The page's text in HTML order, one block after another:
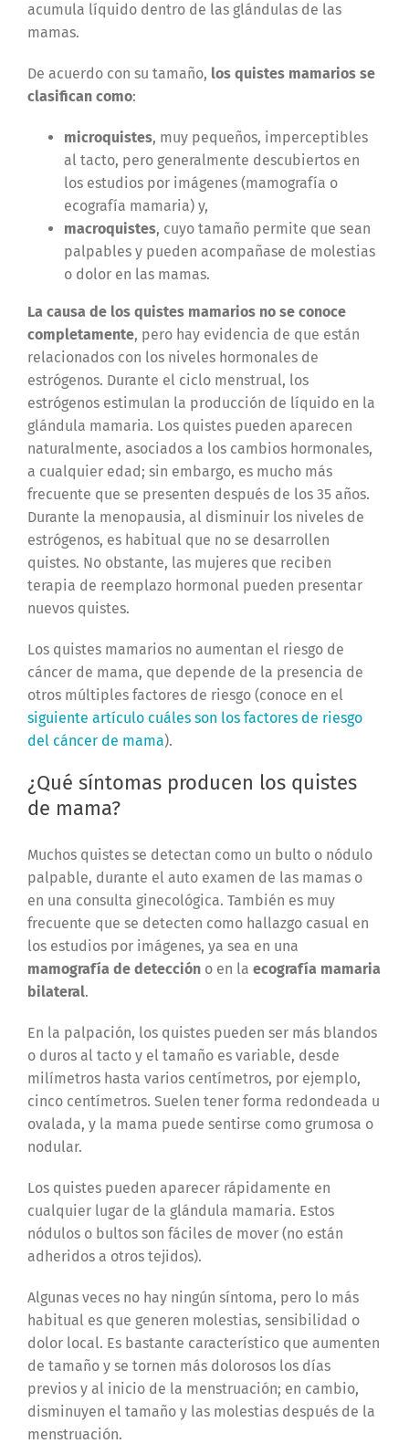
acumula líquido dentro de las glándulas de las
mamas.
De acuerdo con su tamaño, los quistes mamarios se
clasifican como:
microquistes, muy pequeños, imperceptibles
al tacto, pero generalmente descubiertos en
los estudios por imágenes (mamografía o
ecografía mamaria) y,
macroquistes, cuyo tamaño permite que sean
palpables y pueden acompañase de molestias
o dolor en las mamas.
La causa de los quistes mamarios no se conoce
completamente, pero hay evidencia de que están
relacionados con los niveles hormonales de
estrógenos. Durante el ciclo menstrual, los
estrógenos estimulan la producción de líquido en la
glándula mamaria. Los quistes pueden aparecen
naturalmente, asociados a los cambios hormonales,
a cualquier edad; sin embargo, es mucho más
frecuente que se presenten después de los 35 años.
Durante la menopausia, al disminuir los niveles de
estrógenos, es habitual que no se desarrollen
quistes. No obstante, las mujeres que reciben
terapia de reemplazo hormonal pueden presentar
nuevos quistes.
Los quistes mamarios no aumentan el riesgo de
cáncer de mama, que depende de la presencia de
otros múltiples factores de riesgo (conoce en el
siguiente artículo cuáles son los factores de riesgo
del cáncer de mama).
¿Qué síntomas producen los quistes
de mama?
Muchos quistes se detectan como un bulto o nódulo
palpable, durante el auto examen de las mamas o
en una consulta ginecológica. También es muy
frecuente que se detecten como hallazgo casual en
los estudios por imágenes, ya sea en una
mamografía de deteccióno en la ecografía mamaria
bilateral.
En la palpación, los quistes pueden ser más blandos
o duros al tacto y el tamaño es variable, desde
milímetros hasta varios centímetros, por ejemplo,
cinco centímetros. Suelen tener forma redondeada u
ovalada, y la mama puede sentirse como grumosa o
nodular.
Los quistes pueden aparecer rápidamente en
cualquier lugar de la glándula mamaria. Estos
nódulos o bultos son fáciles de mover (no están
adheridos a otros tejidos).
Algunas veces no hay ningún síntoma, pero lo más
habitual es que generen molestias, sensibilidad o
dolor local. Es bastante característico que aumenten
de tamaño y se tornen más dolorosos los días
previos y al inicio de la menstruación; en cambio,
disminuyen el tamaño y las molestias después de la
menstruación.